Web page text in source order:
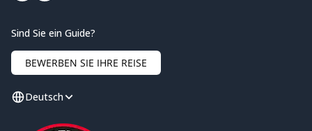
Sind Sie ein Guide?
BEWERBEN SIE IHRE REISE
Deutsch